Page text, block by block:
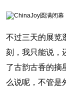
不过三天的展览
刻，我只能说，
了古韵古香的摘
么说呢，不管是